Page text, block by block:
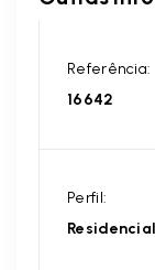
Referência:
16642
Perfil: